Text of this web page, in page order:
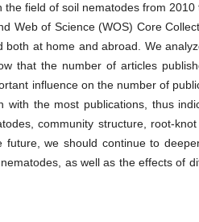
field of soil nematodes from
Web of Science (WOS) Core
at home and abroad. We
that the number of articles
influence on the number of
with the most publications, thus
community structure, root-
we should continue to
as well as the effects of